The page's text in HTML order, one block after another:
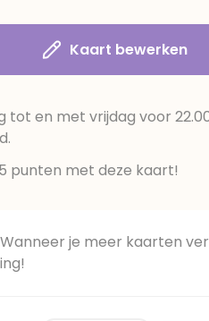
Kaart bewerken
tot en met vrijdag voor
punten met deze kaart!
je meer kaarten